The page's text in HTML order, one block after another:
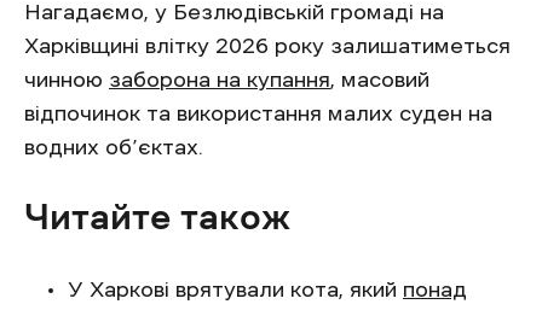
Нагадаємо, у Безлюдівській громаді на
Харківщині влітку 2026 року залишатиметься
чинною заборона на купання, масовий
відпочинок та використання малих суден на
водних об’єктах.
Читайте також
У Харкові врятували кота, який понад